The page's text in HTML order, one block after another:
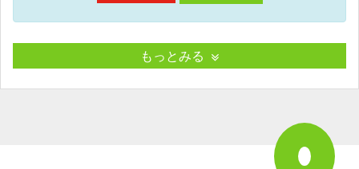
もっとみる